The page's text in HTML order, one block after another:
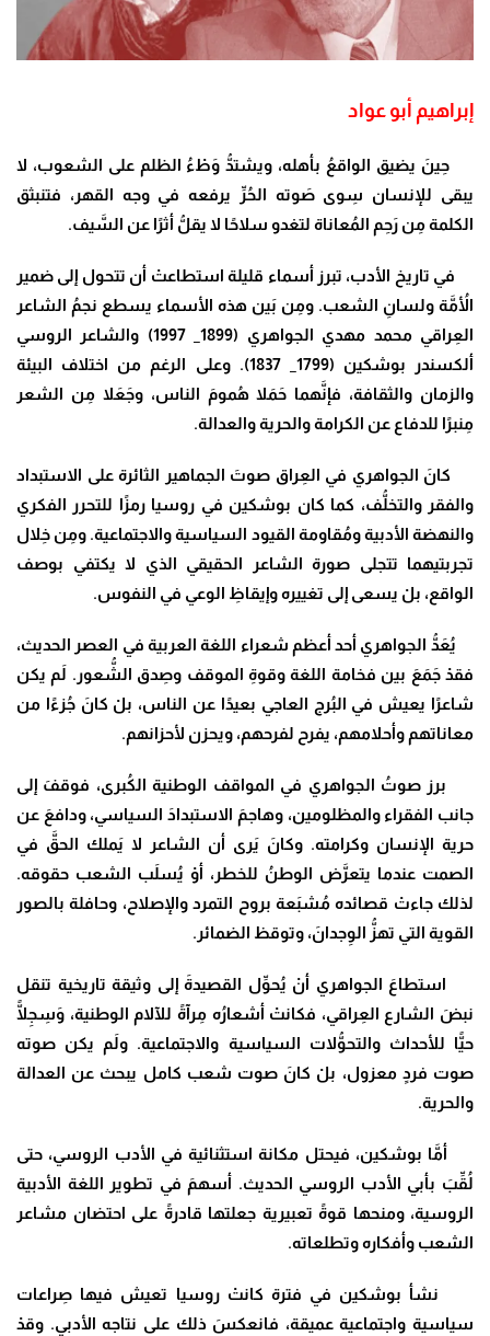
إبراهيم أبو عواد
حِينَ يضيق الواقعُ بأهله، ويشتدُّ وَطْءُ الظلم على الشعوب، لا
يبقى للإنسان سِوى صَوته الحُرِّ يرفعه في وجه القهر، فتنبثق
الكلمة مِن رَحِم المُعاناة لتغدو سلاحًا لا يقلُّ أثرًا عن السَّيف.
في تاريخ الأدب، تبرز أسماء قليلة استطاعتْ أن تتحول إلى ضمير
الأُمَّة ولسانِ الشعب. ومِن بَين هذه الأسماء يسطع نجمُ الشاعر
العِراقي محمد مهدي الجواهري (1899_ 1997) والشاعر الروسي
ألكسندر بوشكين (1799_ 1837). وعلى الرغم من اختلاف البيئة
والزمان والثقافة، فإنَّهما حَمَلا هُمومَ الناس، وجَعَلا مِن الشعر
مِنبرًا للدفاع عن الكرامة والحرية والعدالة.
كانَ الجواهري في العِراق صوتَ الجماهير الثائرة على الاستبداد
والفقر والتخلُّف، كما كان بوشكين في روسيا رمزًا للتحرر الفكري
والنهضة الأدبية ومُقاومة القيود السياسية والاجتماعية. ومِن خِلال
تجربتيهما تتجلى صورة الشاعر الحقيقي الذي لا يكتفي بوصف
الواقع، بلْ يسعى إلى تغييره وإيقاظِ الوعي في النفوس.
يُعَدُّ الجواهري أحد أعظم شعراء اللغة العربية في العصر الحديث،
فقدْ جَمَعَ بين فخامة اللغة وقوةِ الموقف وصِدق الشُّعور. لَم يكن
شاعرًا يعيش في البُرج العاجي بعيدًا عن الناس، بلْ كانَ جُزءًا من
معاناتهم وأحلامهم، يفرح لفرحهم، ويحزن لأحزانهم.
برز صوتُ الجواهري في المواقف الوطنية الكُبرى، فوقفَ إلى
جانب الفقراء والمظلومين، وهاجمَ الاستبدادَ السياسي، ودافعَ عن
حرية الإنسان وكرامته. وكانَ يَرى أن الشاعر لا يَملك الحقَّ في
الصمت عندما يتعرَّض الوطنُ للخطر، أوْ يُسلَب الشعب حقوقه.
لذلك جاءتْ قصائده مُشبَعة بروح التمرد والإصلاح، وحافلة بالصور
القوية التي تهزُّ الوِجدانَ، وتوقظ الضمائر.
استطاعَ الجواهري أنْ يُحوِّل القصيدةَ إلى وثيقة تاريخية تنقل
نبضَ الشارع العِراقي، فكانتْ أشعارُه مِرآةً للآلام الوطنية، وَسِجِلًّا
حيًّا للأحداث والتحوُّلات السياسية والاجتماعية. ولَم يكن صوته
صوت فردٍ معزول، بلْ كانَ صوت شعب كامل يبحث عن العدالة
والحرية.
أمَّا بوشكين، فيحتل مكانة استثنائية في الأدب الروسي، حتى
لُقِّبَ بأبي الأدب الروسي الحديث. أسهمَ في تطوير اللغة الأدبية
الروسية، ومنحها قوةً تعبيرية جعلتها قادرةً على احتضان مشاعر
الشعب وأفكاره وتطلعاته.
نشأ بوشكين في فترة كانتْ روسيا تعيش فيها صِراعات
سياسية واجتماعية عميقة، فانعكسَ ذلك على نتاجه الأدبي. وقدْ